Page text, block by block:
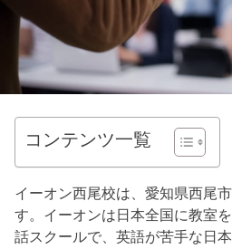
コンテンツ一覧
イーオン西尾校は、愛知県西尾
す。イーオンは日本全国に教室
話スクールで、英語が苦手な日